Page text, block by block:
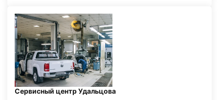
Сервисный центр Удальцова